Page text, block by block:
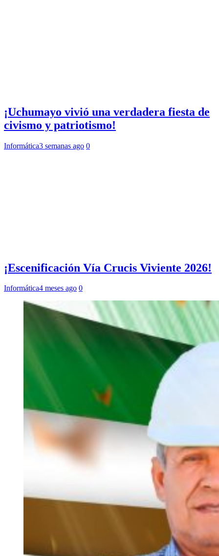
¡Uchumayo vivió una verdadera fiesta de
civismo y patriotismo!
Informática3 semanas ago 0
¡Escenificación Vía Crucis Viviente 2026!
Informática4 meses ago 0